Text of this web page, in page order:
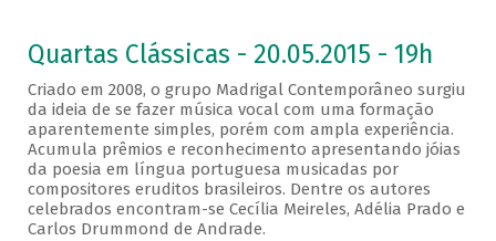
Quartas Clássicas - 20.05.2015 - 19h
Criado em 2008, o grupo Madrigal Contemporâneo surgiu
da ideia de se fazer música vocal com uma formação
aparentemente simples, porém com ampla experiência.
Acumula prêmios e reconhecimento apresentando jóias
da poesia em língua portuguesa musicadas por
compositores eruditos brasileiros. Dentre os autores
celebrados encontram-se Cecília Meireles, Adélia Prado e
Carlos Drummond de Andrade.